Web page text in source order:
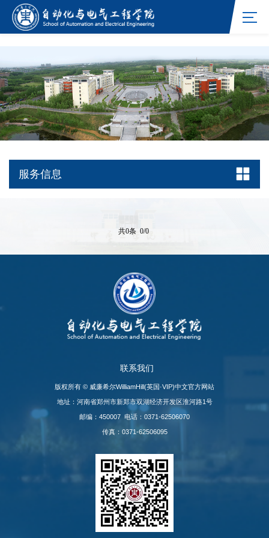
williamhill官网网站
服务信息
共0条 0/0
联系我们
版权所有 © 威廉希尔WilliamHill(英国·VIP)中文官方网站
地址：河南省郑州市新郑市双湖经济开发区淮河路1号
邮编：450007 电话：0371-62506070
传真：0371-62506095